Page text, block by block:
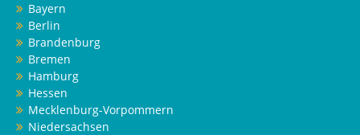
Bayern
Berlin
Brandenburg
Bremen
Hamburg
Hessen
Mecklenburg-Vorpommern
Niedersachsen